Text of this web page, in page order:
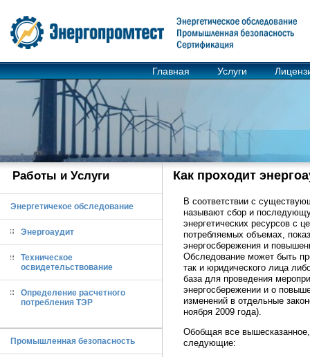
Главная Услуги
Как проходит
В соответствии с
называют сбор и
энергетических ресурсов с
потребляемых объемах,
энергосбережения и
Обследование может быть
так и юридического лица
база для проведения
энергосбережении и о
изменений в отдельные
ноября 2009 года).
Обобщая все
следующие:
Работы и Услуги
Энергетичекое обследование
Энергоаудит
Техническое
освидетельствование
Определение расчетного
потребления ТЭР
Промышленная безопасность